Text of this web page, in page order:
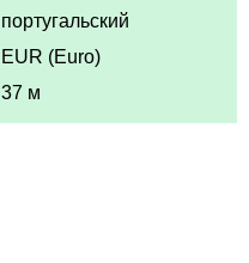
португальский
EUR (Euro)
37 м